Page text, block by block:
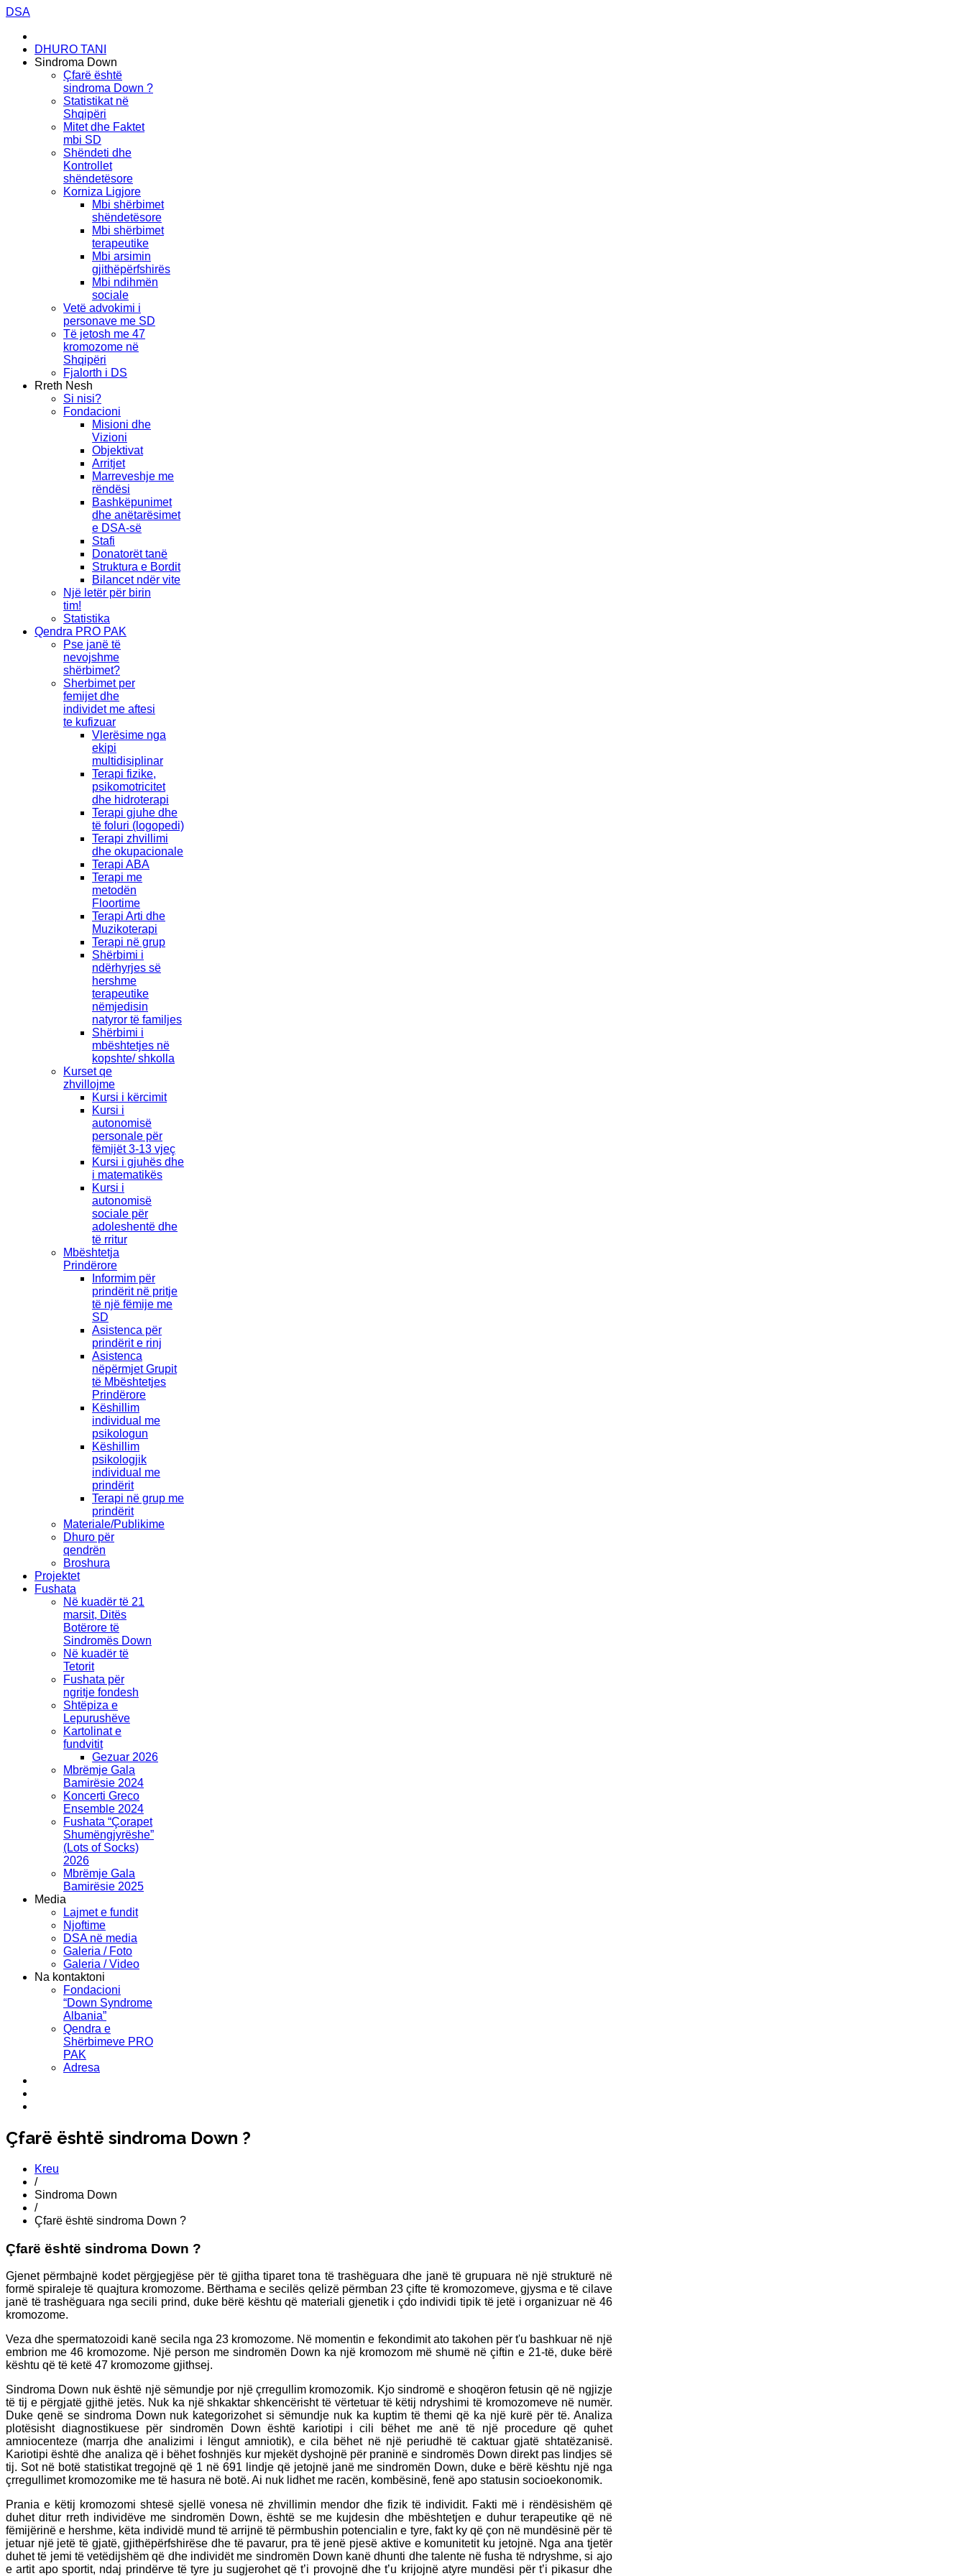
DSA
DHURO TANI
Sindroma Down
Çfarë është
sindroma Down ?
Statistikat në
Shqipëri
Mitet dhe Faktet
mbi SD
Shëndeti dhe
Kontrollet
shëndetësore
Korniza Ligjore
Mbi shërbimet
shëndetësore
Mbi shërbimet
terapeutike
Mbi arsimin
gjithëpërfshirës
Mbi ndihmën
sociale
Vetë advokimi i
personave me SD
Të jetosh me 47
kromozome në
Shqipëri
Fjalorth i DS
Rreth Nesh
Si nisi?
Fondacioni
Misioni dhe
Vizioni
Objektivat
Arritjet
Marreveshje me
rëndësi
Bashkëpunimet
dhe anëtarësimet
e DSA-së
Stafi
Donatorët tanë
Struktura e Bordit
Bilancet ndër vite
Një letër për birin
tim!
Statistika
Qendra PRO PAK
Pse janë të
nevojshme
shërbimet?
Sherbimet per
femijet dhe
individet me aftesi
te kufizuar
Vlerësime nga
ekipi
multidisiplinar
Terapi fizike,
psikomotricitet
dhe hidroterapi
Terapi gjuhe dhe
të foluri (logopedi)
Terapi zhvillimi
dhe okupacionale
Terapi ABA
Terapi me
metodën
Floortime
Terapi Arti dhe
Muzikoterapi
Terapi në grup
Shërbimi i
ndërhyrjes së
hershme
terapeutike
nëmjedisin
natyror të familjes
Shërbimi i
mbështetjes në
kopshte/ shkolla
Kurset qe
zhvillojme
Kursi i kërcimit
Kursi i
autonomisë
personale për
fëmijët 3-13 vjeç
Kursi i gjuhës dhe
i matematikës
Kursi i
autonomisë
sociale për
adoleshentë dhe
të rritur
Mbështetja
Prindërore
Informim për
prindërit në pritje
të një fëmije me
SD
Asistenca për
prindërit e rinj
Asistenca
nëpërmjet Grupit
të Mbështetjes
Prindërore
Këshillim
individual me
psikologun
Këshillim
psikologjik
individual me
prindërit
Terapi në grup me
prindërit
Materiale/Publikime
Dhuro për
qendrën
Broshura
Projektet
Fushata
Në kuadër të 21
marsit, Ditës
Botërore të
Sindromës Down
Në kuadër të
Tetorit
Fushata për
ngritje fondesh
Shtëpiza e
Lepurushëve
Kartolinat e
fundvitit
Gezuar 2026
Mbrëmje Gala
Bamirësie 2024
Koncerti Greco
Ensemble 2024
Fushata “Çorapet
Shumëngjyrëshe”
(Lots of Socks)
2026
Mbrëmje Gala
Bamirësie 2025
Media
Lajmet e fundit
Njoftime
DSA në media
Galeria / Foto
Galeria / Video
Na kontaktoni
Fondacioni
“Down Syndrome
Albania”
Qendra e
Shërbimeve PRO
PAK
Adresa
Çfarë është sindroma Down ?
Kreu
/
Sindroma Down
/
Çfarë është sindroma Down ?
Çfarë është sindroma Down ?
Gjenet përmbajnë kodet përgjegjëse për të gjitha tiparet tona të trashëguara dhe janë të grupuara në një strukturë në
formë spiraleje të quajtura kromozome. Bërthama e secilës qelizë përmban 23 çifte të kromozomeve, gjysma e të cilave
janë të trashëguara nga secili prind, duke bërë kështu që materiali gjenetik i çdo individi tipik të jetë i organizuar në 46
kromozome.
Veza dhe spermatozoidi kanë secila nga 23 kromozome. Në momentin e fekondimit ato takohen për t'u bashkuar në një
embrion me 46 kromozome. Një person me sindromën Down ka një kromozom më shumë në çiftin e 21-të, duke bërë
kështu që të ketë 47 kromozome gjithsej.
Sindroma Down nuk është një sëmundje por një çrregullim kromozomik. Kjo sindromë e shoqëron fetusin që në ngjizje
të tij e përgjatë gjithë jetës. Nuk ka një shkaktar shkencërisht të vërtetuar të këtij ndryshimi të kromozomeve në numër.
Duke qenë se sindroma Down nuk kategorizohet si sëmundje nuk ka kuptim të themi që ka një kurë për të. Analiza
plotësisht diagnostikuese për sindromën Down është kariotipi i cili bëhet me anë të një procedure që quhet
amniocenteze (marrja dhe analizimi i lëngut amniotik), e cila bëhet në një periudhë të caktuar gjatë shtatëzanisë.
Kariotipi është dhe analiza që i bëhet foshnjës kur mjekët dyshojnë për praninë e sindromës Down direkt pas lindjes së
tij. Sot në botë statistikat tregojnë që 1 në 691 lindje që jetojnë janë me sindromën Down, duke e bërë kështu një nga
çrregullimet kromozomike me të hasura në botë. Ai nuk lidhet me racën, kombësinë, fenë apo statusin socioekonomik.
Prania e këtij kromozomi shtesë sjellë vonesa në zhvillimin mendor dhe fizik të individit. Fakti më i rëndësishëm që
duhet ditur rreth individëve me sindromën Down, është se me kujdesin dhe mbështetjen e duhur terapeutike që në
fëmijërinë e hershme, këta individë mund të arrijnë të përmbushin potencialin e tyre, fakt ky që çon në mundësinë për të
jetuar një jetë të gjatë, gjithëpërfshirëse dhe të pavarur, pra të jenë pjesë aktive e komunitetit ku jetojnë. Nga ana tjetër
duhet të jemi të vetëdijshëm që dhe individët me sindromën Down kanë dhunti dhe talente në fusha të ndryshme, si ajo
e artit apo sportit, ndaj prindërve të tyre ju sugjerohet që t’i provojnë dhe t’u krijojnë atyre mundësi për t’i pikasur dhe